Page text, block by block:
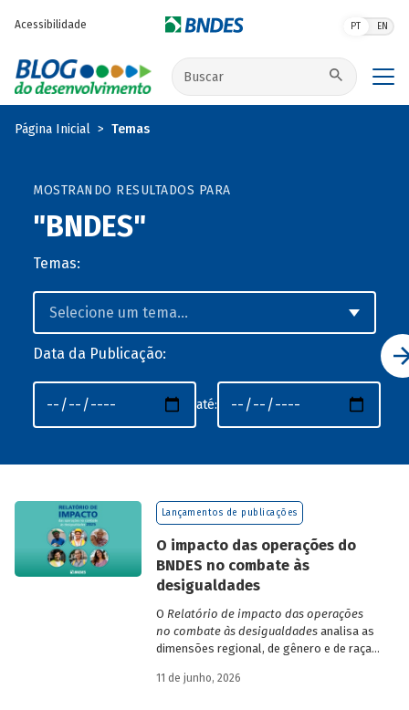
Acessibilidade PT EN
Buscar no site
Página Inicial Temas
MOSTRANDO RESULTADOS PARA
"BNDES"
Temas:
Data da Publicação:
até:
Lançamentos de publicações
O impacto das operações do
BNDES no combate às
desigualdades
O Relatório de impacto das operações
no combate às desigualdadesanalisa as
dimensões regional, de gênero e de raça,
desigualdade de renda no Brasil, no
11 de junho, 2026